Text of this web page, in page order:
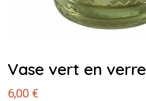
Vase vert en verre
6,00 €